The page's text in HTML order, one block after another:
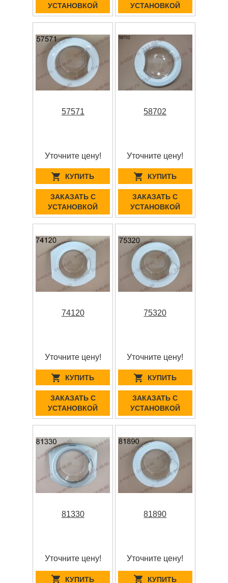
УСТАНОВКОЙ
УСТАНОВКОЙ
57571
Уточните цену!
КУПИТЬ
ЗАКАЗАТЬ С
УСТАНОВКОЙ
58702
Уточните цену!
КУПИТЬ
ЗАКАЗАТЬ С
УСТАНОВКОЙ
74120
Уточните цену!
КУПИТЬ
ЗАКАЗАТЬ С
УСТАНОВКОЙ
75320
Уточните цену!
КУПИТЬ
ЗАКАЗАТЬ С
УСТАНОВКОЙ
81330
Уточните цену!
КУПИТЬ
81890
Уточните цену!
КУПИТЬ